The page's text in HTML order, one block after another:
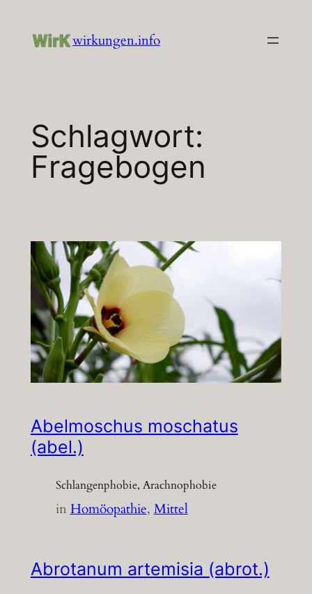
Inhalt
wirkungen.info
Schlagwort:
Fragebogen
Abelmoschus moschatus
(abel.)
Schlangenphobie, Arachnophobie
inHomöopathie, Mittel
Abrotanum artemisia (abrot.)